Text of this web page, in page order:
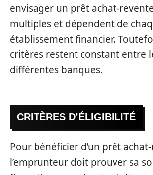
envisager un prêt achat-
multiples et dépendent de
établissement financier.
critères restent constant entre
différentes banques.
CRITÈRES D’ÉLIGIBILITÉ
Pour bénéficier d’un prêt
l’emprunteur doit prouver sa